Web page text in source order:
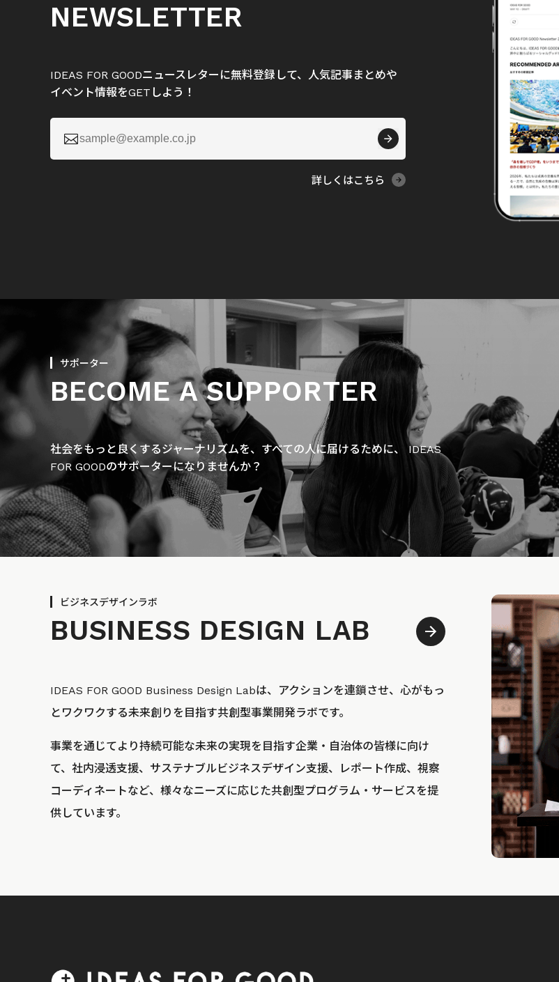
NEWSLETTER
IDEAS FOR GOODニュースレターに無料登録して、人気記事まとめや
イベント情報をGETしよう！

詳しくはこちら
サポーター
BECOME A SUPPORTER
社会をもっと良くするジャーナリズムを、すべての人に届けるために、 IDEAS
FOR GOODのサポーターになりませんか？
ビジネスデザインラボ
BUSINESS DESIGN LAB
IDEAS FOR GOOD Business Design Labは、アクションを連鎖させ、心がもっ
とワクワクする未来創りを目指す共創型事業開発ラボです。
事業を通じてより持続可能な未来の実現を目指す企業・自治体の皆様に向け
て、社内浸透支援、サステナブルビジネスデザイン支援、レポート作成、視察
コーディネートなど、様々なニーズに応じた共創型プログラム・サービスを提
供しています。